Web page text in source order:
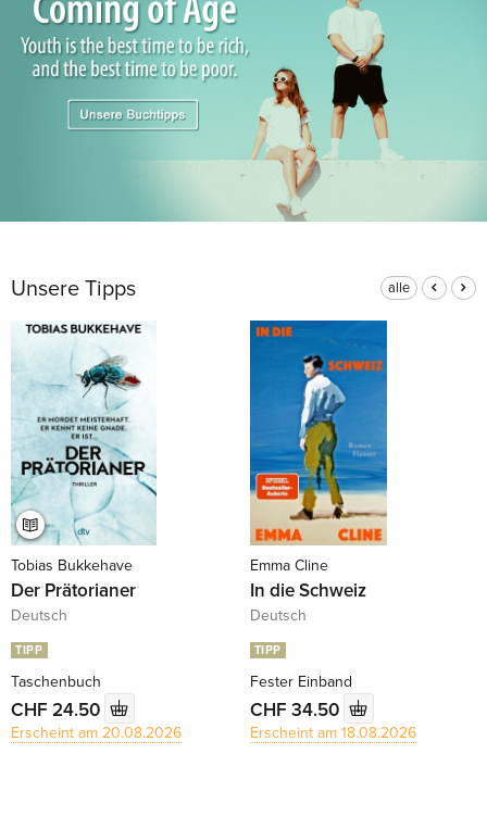
Unsere Tipps alle
Tobias Bukkehave
Der Prätorianer
Deutsch
TIPP
Taschenbuch
CHF 24.50
Erscheint am 20.08.2026
Emma Cline
In die Schweiz
Deutsch
TIPP
Fester Einband
CHF 34.50
Erscheint am 18.08.2026